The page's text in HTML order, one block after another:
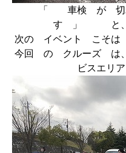
「 車検 が 切
す 」 と、
次の イベント こそ
今回 の クルーズ は
ビスエリ